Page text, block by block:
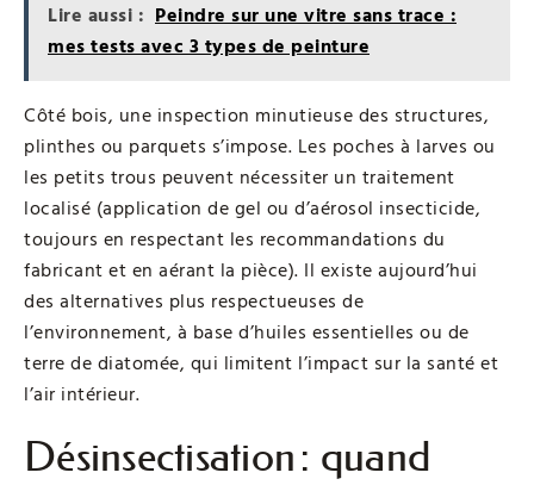
Lire aussi : Peindre sur une vitre sans trace :
mes tests avec 3 types de peinture
Côté bois, une inspection minutieuse des structures,
plinthes ou parquets s’impose. Les poches à larves ou
les petits trous peuvent nécessiter un traitement
localisé (application de gel ou d’aérosol insecticide,
toujours en respectant les recommandations du
fabricant et en aérant la pièce). Il existe aujourd’hui
des alternatives plus respectueuses de
l’environnement, à base d’huiles essentielles ou de
terre de diatomée, qui limitent l’impact sur la santé et
l’air intérieur.
Désinsectisation : quand